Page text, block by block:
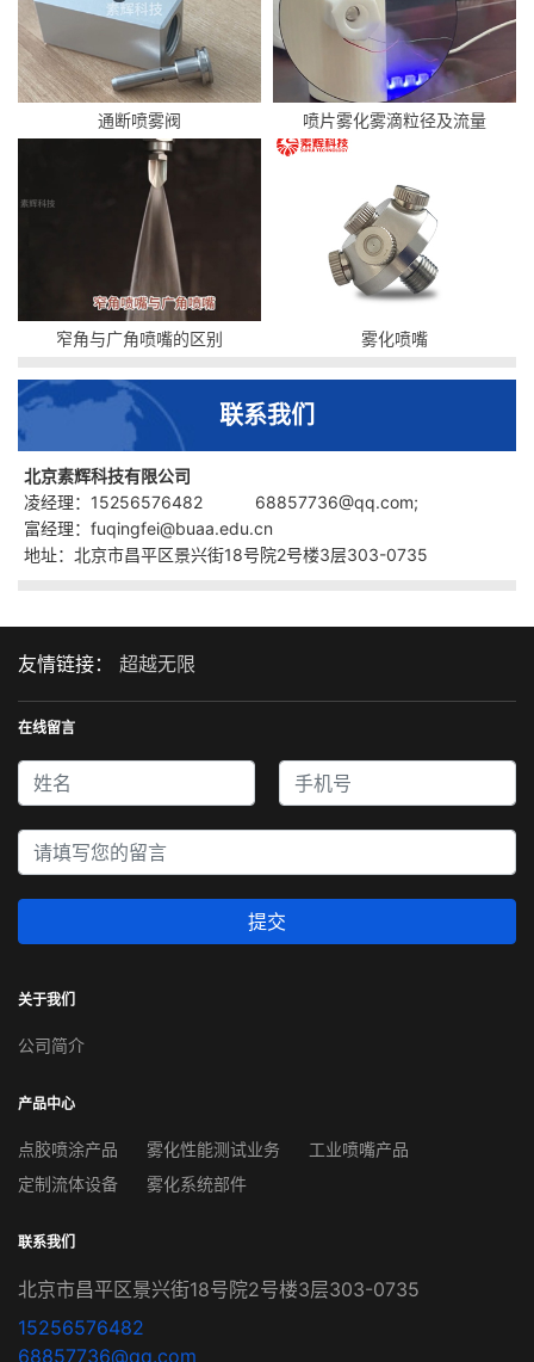
通断喷雾阀 喷片雾化雾滴粒径及流量
窄角与广角喷嘴的区别 雾化喷嘴
联系我们
北京素辉科技有限公司
凌经理：15256576482 68857736@qq.com;
富经理：fuqingfei@buaa.edu.cn
地址：北京市昌平区景兴街18号院2号楼3层303-0735
友情链接： 超越无限
在线留言
提交
关于我们
公司简介
产品中心
点胶喷涂产品 雾化性能测试业务
工业喷嘴产品
定制流体设备
雾化系统部件
联系我们
北京市昌平区景兴街18号院2号楼3层303-0735
15256576482
68857736@qq.com